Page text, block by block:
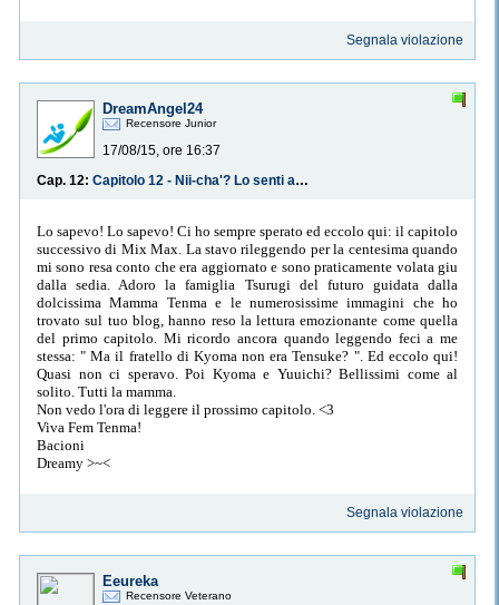
Segnala violazione
DreamAngel24
Recensore Junior
17/08/15, ore 16:37
Cap. 12:
Capitolo 12 - Nii-cha'? Lo senti anche tu? Qualcuno... uguale a noi...?
Lo sapevo! Lo sapevo! Ci ho sempre sperato ed eccolo qui: il capitolo
successivo di Mix Max. La stavo rileggendo per la centesima quando
mi sono resa conto che era aggiornato e sono praticamente volata giu
dalla sedia. Adoro la famiglia Tsurugi del futuro guidata dalla
dolcissima Mamma Tenma e le numerosissime immagini che ho
trovato sul tuo blog, hanno reso la lettura emozionante come quella
del primo capitolo. Mi ricordo ancora quando leggendo feci a me
stessa: " Ma il fratello di Kyoma non era Tensuke? ". Ed eccolo qui!
Quasi non ci speravo. Poi Kyoma e Yuuichi? Bellissimi come al
solito. Tutti la mamma.
Non vedo l'ora di leggere il prossimo capitolo. <3
Viva Fem Tenma!
Bacioni
Dreamy >~<
Segnala violazione
Eeureka
Recensore Veterano